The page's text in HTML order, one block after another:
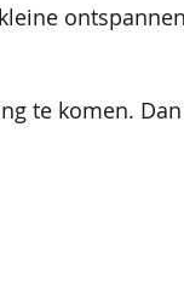
te komen.